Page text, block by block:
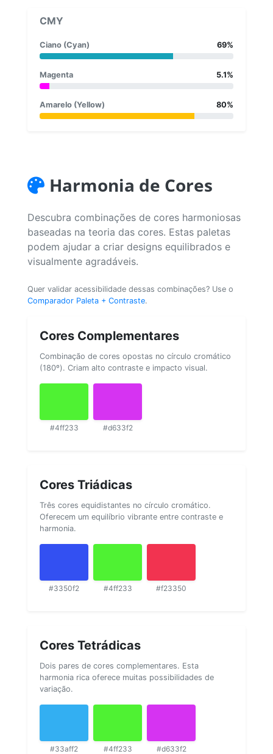
CMY
Ciano (Cyan) 69%
Magenta 5.1%
Amarelo (Yellow) 80%
Harmonia de Cores
Descubra combinações de cores harmoniosas
baseadas na teoria das cores. Estas paletas
podem ajudar a criar designs equilibrados e
visualmente agradáveis.
Quer validar acessibilidade dessas combinações? Use o
Comparador Paleta + Contraste.
Cores Complementares
Combinação de cores opostas no círculo cromático
(180º). Criam alto contraste e impacto visual.
#4ff233 #d633f2
Cores Triádicas
Três cores equidistantes no círculo cromático.
Oferecem um equilíbrio vibrante entre contraste e
harmonia.
#3350f2 #4ff233 #f23350
Cores Tetrádicas
Dois pares de cores complementares. Esta
harmonia rica oferece muitas possibilidades de
variação.
#33aff2 #4ff233 #d633f2